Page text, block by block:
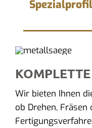
Wir bieten Ihnen
ob Drehen, Fräsen